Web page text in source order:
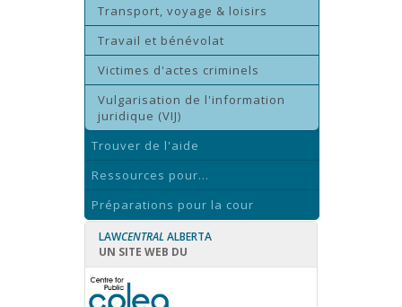
Transport, voyage & loisirs
Travail et bénévolat
Victimes d'actes criminels
Vulgarisation de l'information
juridique (VIJ)
Trouver de l'aide
Ressources pour...
Préparations pour la cour
LAWCENTRAL ALBERTA
UN SITE WEB DU